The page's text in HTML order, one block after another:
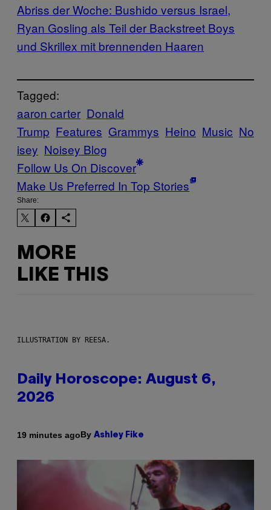
Abriss der Woche: Bushido versus Israel,
Ryan Gosling als Teil der Backstreet Boys
und Skrillex mit brennenden Haaren
Tagged:
aaron carter Donald
Trump Features Grammys Heino Music No
isey Noisey Blog
Follow Us On Discover
Make Us Preferred In Top Stories
Share:
MORE
LIKE THIS
ILLUSTRATION BY REESA.
Daily Horoscope: August 6,
2026
19 minutes agoBy Ashley Fike